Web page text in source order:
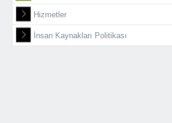
Hizmetler
İnsan Kaynakları Politikası